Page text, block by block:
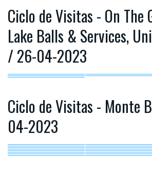
Ciclo de Visitas - On The
Lake Balls & Services,
/ 26-04-2023
Ciclo de Visitas - Monte
04-2023